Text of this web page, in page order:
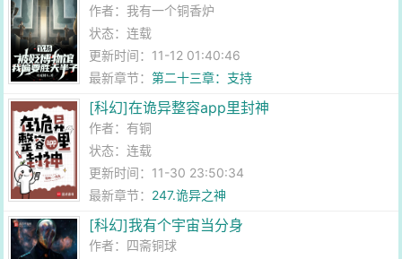
作者：我有一个铜香炉
状态：连载
更新时间：11-12 01:40:46
最新章节：第二十三章：支持
[科幻]在诡异整容app里封神
作者： 有铜
状态：连载
更新时间：11-30 23:50:34
最新章节： 247.诡异之神
[科幻]我有个宇宙当分身
作者： 四斋铜球